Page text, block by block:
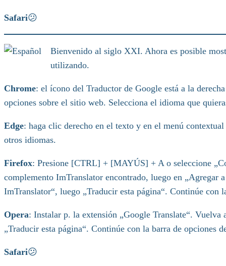
Safari😕
Bienvenido al siglo XXI. Ahora es posible
utilizando.
Chrome: el ícono del Traductor de Google está a la
opciones sobre el sitio web. Selecciona el idioma que
Edge: haga clic derecho en el texto y en el menú
otros idiomas.
Firefox: Presione [CTRL] + [MAYÚS] + A o seleccione
complemento ImTranslator encontrado, luego en „Agregar
ImTranslator“, luego „Traducir esta página“. Continúe con
Opera: Instalar p. la extensión „Google Translate“.
„Traducir esta página“. Continúe con la barra de opciones
Safari😕